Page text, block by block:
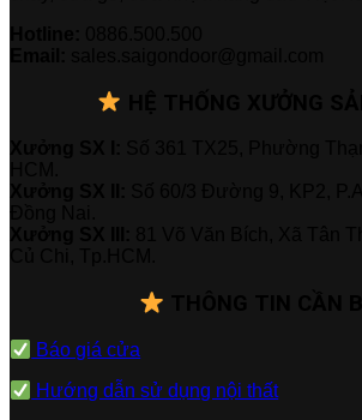
Báo giá cửa
Hướng dẫn sử dụng nội thất